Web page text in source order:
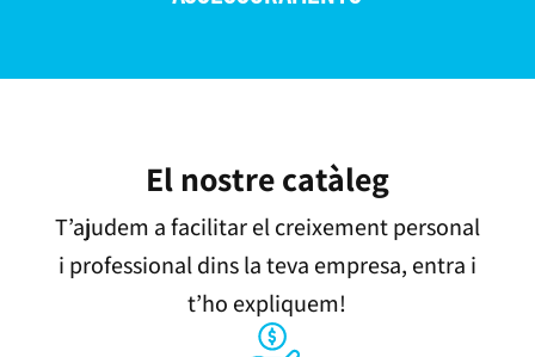
El nostre catàleg
T’ajudem a facilitar el creixement personal
i professional dins la teva empresa, entra i
t’ho expliquem!